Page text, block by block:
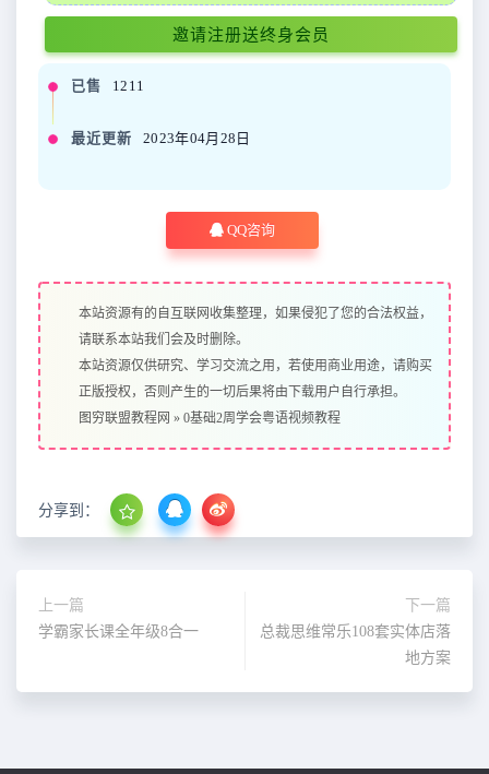
邀请注册送终身会员
已售 1211
最近更新 2023年04月28日
QQ咨询
本站资源有的自互联网收集整理，如果侵犯了您的合法权益，
请联系本站我们会及时删除。
本站资源仅供研究、学习交流之用，若使用商业用途，请购买
正版授权，否则产生的一切后果将由下载用户自行承担。
图穷联盟教程网 » 0基础2周学会粤语视频教程
分享到：
上一篇
学霸家长课全年级8合一
下一篇
总裁思维常乐108套实体店落
地方案